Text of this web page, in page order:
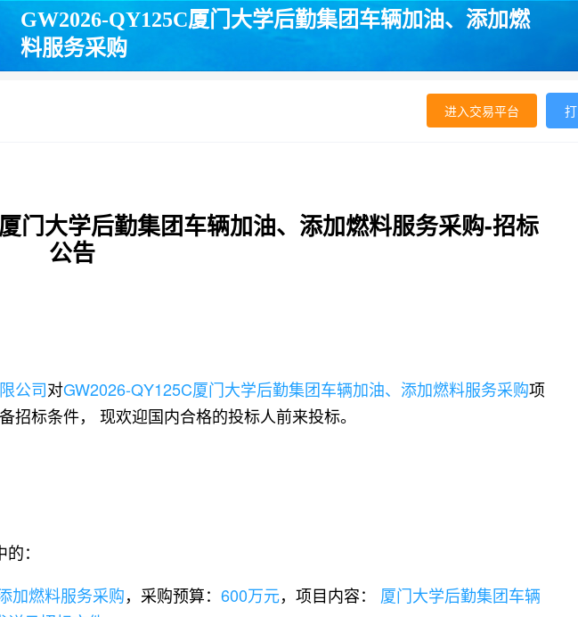
GW2026-QY125C厦门大学后勤集团车辆加油、添加燃
料服务采购